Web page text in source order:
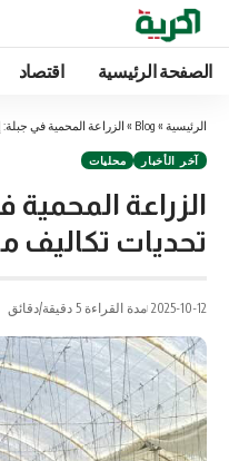
الصفحة الرئيسية اقتصاد
الرئيسية »
Blog
» الزراعة المحمية في جبلة:
آخر الأخبار محليات
الزراعة المحمية
تحديات تكاليف
2025-10-12 مدة القراءة 5 دقيقة/دقائق